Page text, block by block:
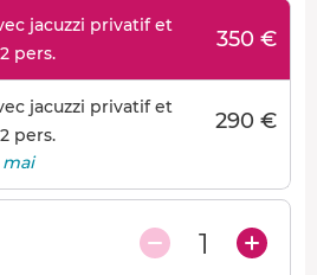
jacuzzi privatif et
pers.
350 €
jacuzzi privatif et
pers.
290 €
1